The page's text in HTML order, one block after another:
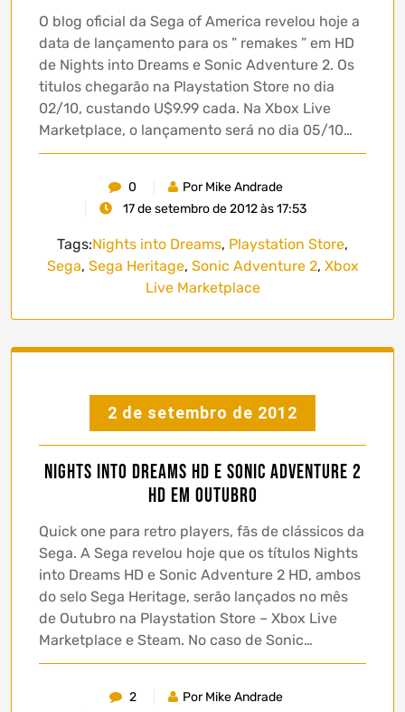
O blog oficial da Sega of America revelou hoje a
data de lançamento para os ” remakes ” em HD
de Nights into Dreams e Sonic Adventure 2. Os
titulos chegarão na Playstation Store no dia
02/10, custando U$9.99 cada. Na Xbox Live
Marketplace, o lançamento será no dia 05/10…
0
Por Mike Andrade
17 de setembro de 2012 às 17:53
Tags:Nights into Dreams, Playstation Store,
Sega, Sega Heritage, Sonic Adventure 2, Xbox
Live Marketplace
2 de setembro de 2012
Nights into Dreams HD e Sonic Adventure 2
HD em Outubro
Quick one para retro players, fãs de clássicos da
Sega. A Sega revelou hoje que os títulos Nights
into Dreams HD e Sonic Adventure 2 HD, ambos
do selo Sega Heritage, serão lançados no mês
de Outubro na Playstation Store – Xbox Live
Marketplace e Steam. No caso de Sonic…
2
Por Mike Andrade